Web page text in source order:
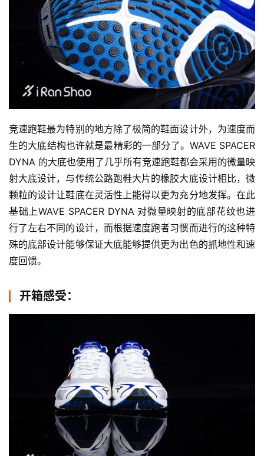
竞速跑鞋最为特别的地方除了极简的鞋面设计外，为速度而
生的大底结构也许就是最精彩的一部分了。WAVE SPACER
DYNA 的大底也使用了几乎所有竞速跑鞋都会采用的微量映
射大底设计，与传统公路跑鞋大片的橡胶大底设计相比，微
颗粒的设计让鞋底在灵活性上能得以更为充分地发挥。在此
基础上WAVE SPACER DYNA 对微量映射的底部花纹也进
行了左右不同的设计，而根据速度跑者习惯而进行的这种特
殊的底部设计能够保证大底能够提供更为出色的抓地性和速
度回馈。
开箱感受：